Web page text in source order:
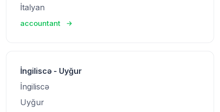
İtalyan
accountant
İngiliscə - Uyğur
İngiliscə
Uyğur